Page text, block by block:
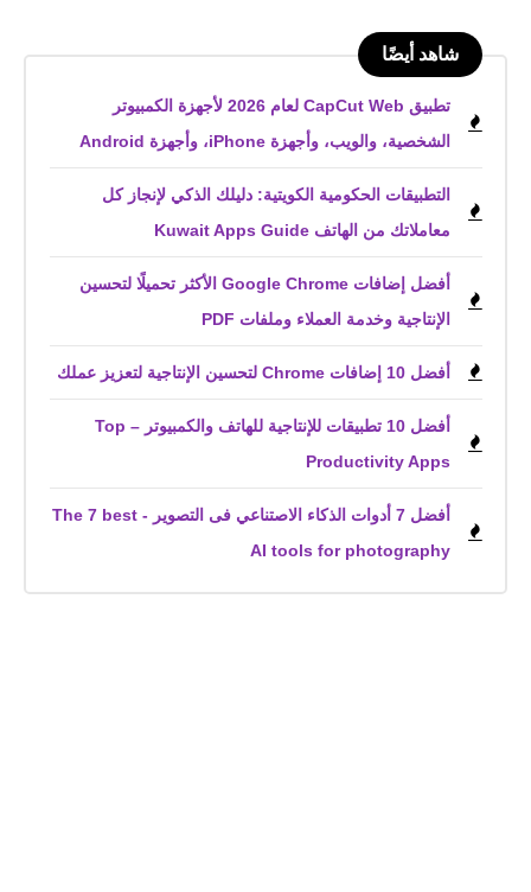
شاهد أيضًا
تطبيق CapCut Web لعام 2026 لأجهزة الكمبيوتر
الشخصية، والويب، وأجهزة iPhone، وأجهزة Android
التطبيقات الحكومية الكويتية: دليلك الذكي لإنجاز كل
معاملاتك من الهاتف Kuwait Apps Guide
أفضل إضافات Google Chrome الأكثر تحميلًا لتحسين
الإنتاجية وخدمة العملاء وملفات PDF
أفضل 10 إضافات Chrome لتحسين الإنتاجية لتعزيز عملك
أفضل 10 تطبيقات للإنتاجية للهاتف والكمبيوتر – Top
Productivity Apps
أفضل 7 أدوات الذكاء الاصتناعي فى التصوير - The 7 best
AI tools for photography